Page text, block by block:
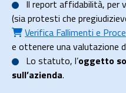
Il report affidabilità, per
(sia protesti che
Verifica Fallimenti e
e ottenere una valutazione
Lo statuto, l’oggetto
sull’azienda.